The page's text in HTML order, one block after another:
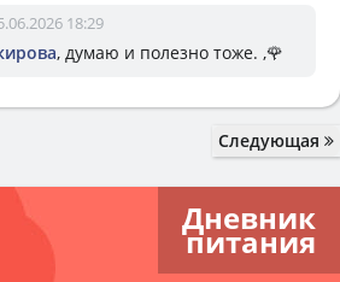
18:29
, думаю и полезно тоже. ,🌹
Следующая
Дневник
питания